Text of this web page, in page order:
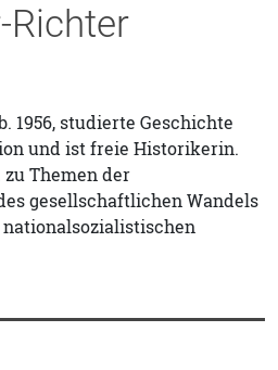
Richter
1956, studierte Geschichte
und ist freie Historikerin.
Themen der
gesellschaftlichen Wandels